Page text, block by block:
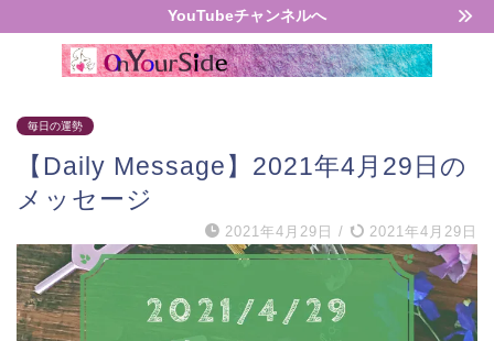
YouTubeチャンネルへ
毎日の運勢
【Daily Message】2021年4月29日の
メッセージ
2021年4月29日 / 2021年4月29日